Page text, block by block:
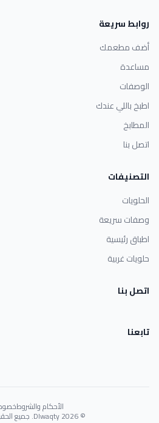
روابط سريعة
أضف مطعمك
مساعدة
الوصفات
اطبخ باللي عندك
المطابخ
اتصل بنا
التصنيفات
الحلويات
وصفات سريعة
اطباق رئيسية
حلويات غربية
اتصل بنا
تابعنا
الأحكام والشروط
© 2026 Dlwaqty. جميع الحقوق محفوظة.